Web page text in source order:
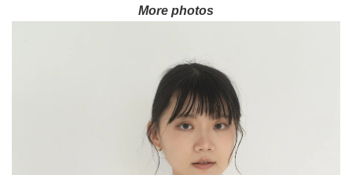
More photos